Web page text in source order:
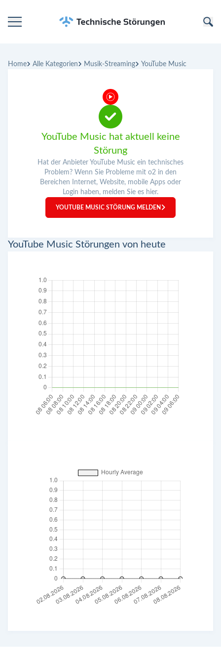
Kategorien
Home Alle Kategorien Musik-Streaming YouTube Music
YouTube Music hat aktuell keine
Störung
Hat der Anbieter YouTube Music ein technisches
Problem? Wenn Sie Probleme mit o2 in den
Bereichen Internet, Website, mobile Apps oder
Login haben, melden Sie es hier.
YOUTUBE MUSIC STÖRUNG MELDEN
YouTube Music Störungen von heute